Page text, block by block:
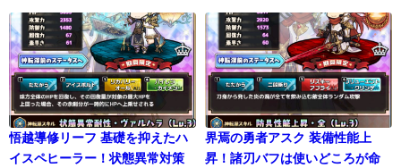
悟越導修リーフ 基礎を抑えたハ
イスペヒーラー！状態異常対策
界焉の勇者アスク 装備性能上
昇！諸刃バフは使いどころが命